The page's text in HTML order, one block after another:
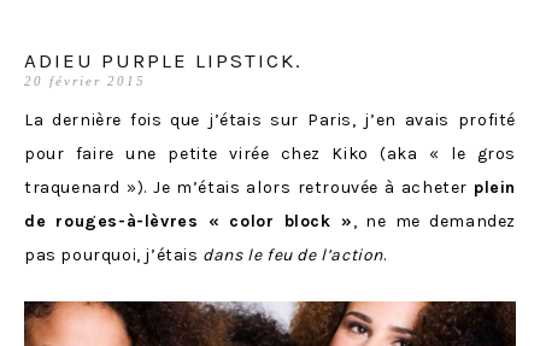
ADIEU PURPLE LIPSTICK.
20 février 2015
La dernière fois que j’étais sur Paris, j’en avais profité
pour faire une petite virée chez Kiko (aka « le gros
traquenard »). Je m’étais alors retrouvée à acheter plein
de rouges-à-lèvres « color block », ne me demandez
pas pourquoi, j’étais dans le feu de l’action.